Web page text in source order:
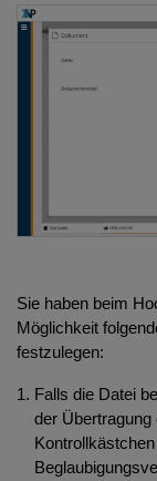
Sie haben beim
Möglichkeit
festzulegen:
Falls die Datei
der Übertragung